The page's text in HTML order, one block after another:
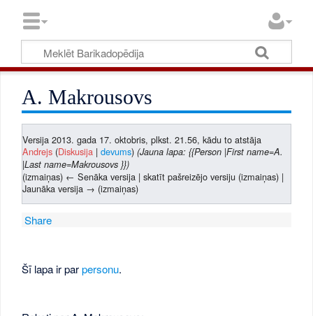
A. Makrousovs
Versija 2013. gada 17. oktobris, plkst. 21.56, kādu to atstāja
Andrejs (Diskusija |devums) (Jauna lapa: {{Person |First name=A.
|Last name=Makrousovs }})
(izmaiņas) ← Senāka versija | skatīt pašreizējo versiju (izmaiņas) |
Jaunāka versija → (izmaiņas)
Share
Šī lapa ir parpersonu.